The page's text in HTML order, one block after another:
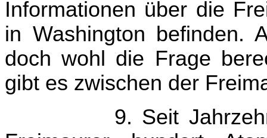
Informationen über die
in Washington befinden.
doch wohl die Frage
gibt es zwischen der
9. Seit